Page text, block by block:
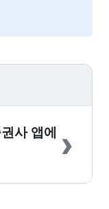
사 앱에 ›